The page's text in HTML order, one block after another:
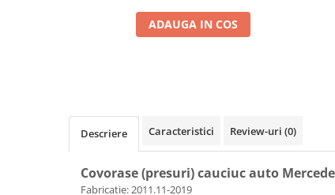
Difuzoare, boxe auto coaxiale
Difuzoare-Sisteme / Componente
Electrice, Electronice Auto
Accesorii alarme auto
ADAUGA IN COS
Descriere Caracteristici Review-uri (0)
Covorase (presuri) cauciuc auto
Fabricatie: 2011.11-2019